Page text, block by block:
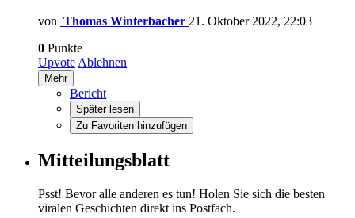
von Thomas Winterbacher 21. Oktober 2022, 22:03
0 Punkte
Upvote Ablehnen
Mehr
Bericht
Später lesen
Zu Favoriten hinzufügen
Mitteilungsblatt
Psst! Bevor alle anderen es tun! Holen Sie sich die besten
viralen Geschichten direkt ins Postfach.